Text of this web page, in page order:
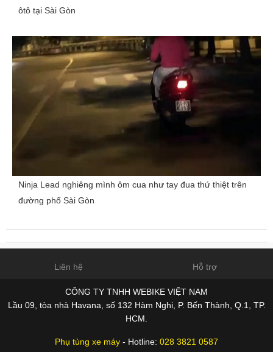
ôtô tại Sài Gòn
Ninja Lead nghiêng mình ôm cua như tay đua thứ thiệt trên
đường phố Sài Gòn
Liên hệ Hỗ trợ
CÔNG TY TNHH WEBIKE VIỆT NAM
Lầu 09, tòa nhà Havana, số 132 Hàm Nghi, P. Bến Thành, Q.1, TP.
HCM.
Phụ tùng xe máy - Hotline: 028 3821 0587